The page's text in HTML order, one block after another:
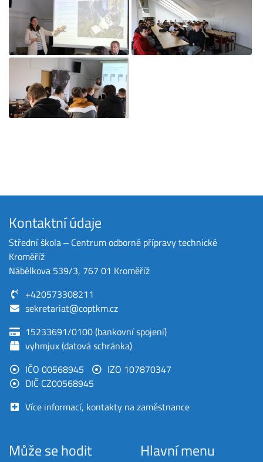
Kontaktní údaje
Střední škola ‒ Centrum odborné přípravy technické
Kroměříž
Nábělkova 539/3, 767 01 Kroměříž
+420573308211
sekretariat@coptkm.cz
15233691/0100 (bankovní spojení)
vyhmjux (datová schránka)
IČO 00568945
IZO 107870347
DIČ CZ00568945
Více informací, kontakty na zaměstnance
Může se hodit Hlavní menu